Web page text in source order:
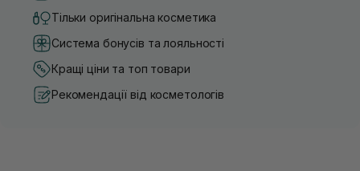
Тільки оригінальна косметика
Система бонусів та лояльності
Кращі ціни та топ товари
Рекомендації від косметологів